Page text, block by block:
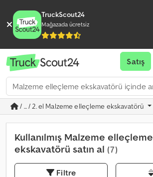
TruckScout24
Mağazada ücretsiz
Satış
/ ... / 2. el Malzeme elleçleme ekskavatörü
Kullanılmış Malzeme elleçleme
ekskavatörü satın al (7)
Filtre